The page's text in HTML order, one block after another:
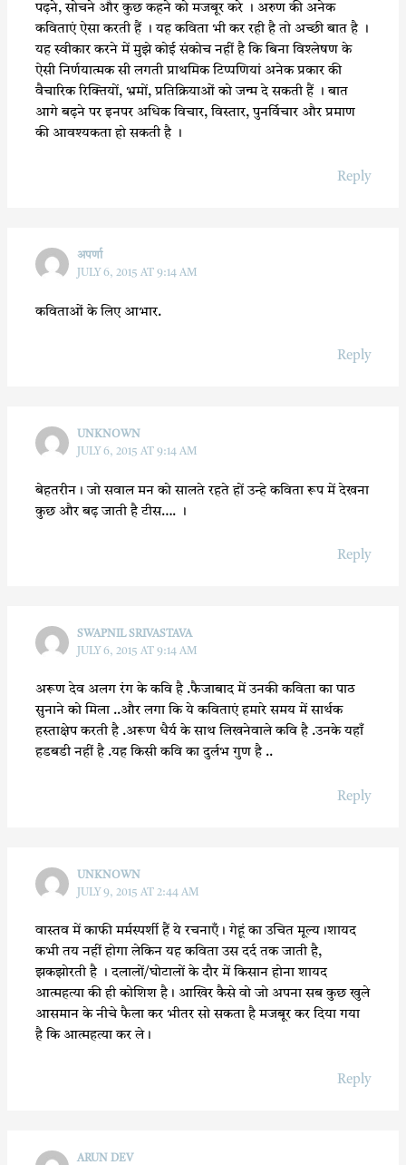
पढ़ने, सोचने और कुछ कहने को मजबूर करे । अरुण की अनेक
कविताएं ऐसा करती हैं । यह कविता भी कर रही है तो अच्छी बात है ।
यह स्वीकार करने में मुझे कोई संकोच नहीं है कि बिना विश्लेषण के
ऐसी निर्णयात्मक सी लगती प्राथमिक टिप्पणियां अनेक प्रकार की
वैचारिक रिक्तियों, भ्रमों, प्रतिक्रियाओं को जन्म दे सकती हैं । बात
आगे बढ़ने पर इनपर अधिक विचार, विस्तार, पुनर्विचार और प्रमाण
की आवश्यकता हो सकती है ।
Reply
अपर्णा
JULY 6, 2015 AT 9:14 AM
कविताओं के लिए आभार.
Reply
UNKNOWN
JULY 6, 2015 AT 9:14 AM
बेहतरीन। जो सवाल मन को सालते रहते हों उन्हे कविता रूप में देखना
कुछ और बढ़ जाती है टीस…. ।
Reply
SWAPNIL SRIVASTAVA
JULY 6, 2015 AT 9:14 AM
अरूण देव अलग रंग के कवि है .फैजाबाद में उनकी कविता का पाठ
सुनाने को मिला ..और लगा कि ये कविताएं हमारे समय में सार्थक
हस्ताक्षेप करती है .अरूण धैर्य के साथ लिखनेवाले कवि है .उनके यहाँ
हडबडी नहीं है .यह किसी कवि का दुर्लभ गुण है ..
Reply
UNKNOWN
JULY 9, 2015 AT 2:44 AM
वास्तव में काफी मर्मस्पर्शी हैं ये रचनाएँ। गेहूं का उचित मूल्य।शायद
कभी तय नहीं होगा लेकिन यह कविता उस दर्द तक जाती है,
झकझोरती है । दलालों/घोटालों के दौर में किसान होना शायद
आत्महत्या की ही कोशिश है। आखिर कैसे वो जो अपना सब कुछ खुले
आसमान के नीचे फैला कर भीतर सो सकता है मजबूर कर दिया गया
है कि आत्महत्या कर ले।
Reply
ARUN DEV